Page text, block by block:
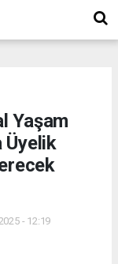
Yaşam
Üyelik
- 12:19